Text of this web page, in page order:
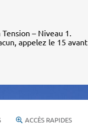
– Niveau 1.
appelez le 15 avant
ACCÈS RAPIDES